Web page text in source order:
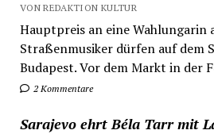
VON REDAKTION KULTUR
Hauptpreis an eine Wahlungarin
Straßenmusiker dürfen auf dem
Budapest. Vor dem Markt in der
2 Kommentare
Sarajevo ehrt Béla Tarr mit